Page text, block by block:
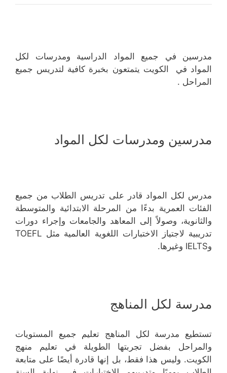
مدرسين في جميع المواد الدراسية ومدرسات لكل
المواد في الكويت يتمتعون بخبرة كافية لتدريس جميع
المراحل .
مدرسين ومدرسات لكل المواد
مدرس لكل المواد قادر على تدريس الطلاب من جميع
الفئات العمرية بدءًا من المرحلة الابتدائية والمتوسطة
والثانوية، وصولاً إلى المعاهد والجامعات وإجراء دورات
تدريبية لاجتياز الاختبارات اللغوية العالمية مثل TOEFL
وIELTS وغيرها.
مدرسة لكل المناهج
تستطيع مدرسة لكل المناهج تعليم جميع المستويات
والمراحل بفضل تجربتها الطويلة في تعليم منهج
الكويت. وليس هذا فقط، بل إنها قادرة أيضًا على متابعة